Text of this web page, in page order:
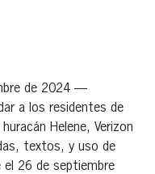
de 2024 —
a los residentes de
Helene, Verizon
textos, y uso de
26 de septiembre